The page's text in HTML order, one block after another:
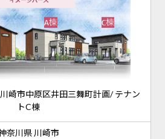
崎市中原区井田三舞町計画/ テナン
トC棟
奈川県 川崎市